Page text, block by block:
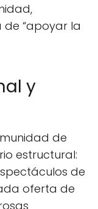
de “apoyar la
y
de
estructural:
de
oferta de